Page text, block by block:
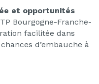
et opportunités
Bourgogne-Franche-
facilitée dans
d’embauche à